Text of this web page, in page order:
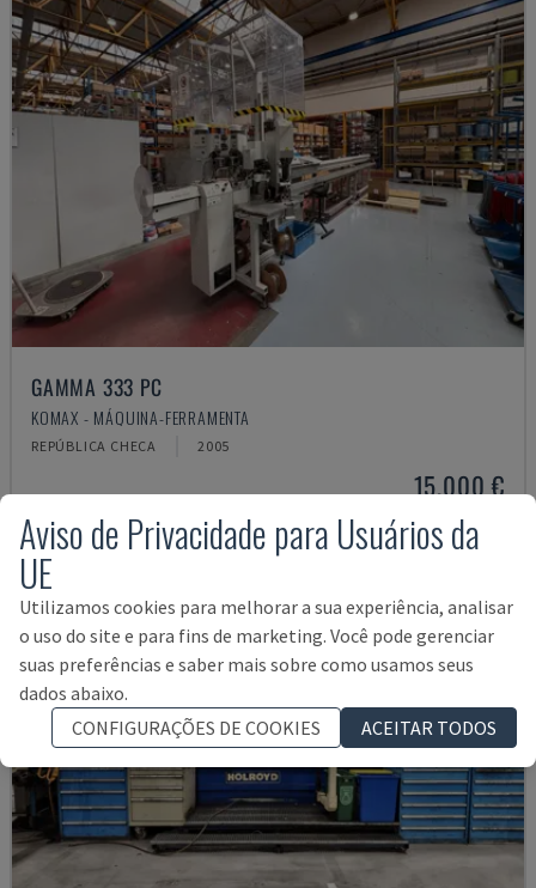
GAMMA 333 PC
KOMAX - MÁQUINA-FERRAMENTA
REPÚBLICA CHECA 2005
15.000 €
Aviso de Privacidade para Usuários da
UE
Utilizamos cookies para melhorar a sua experiência, analisar
o uso do site e para fins de marketing. Você pode gerenciar
suas preferências e saber mais sobre como usamos seus
dados abaixo.
CONFIGURAÇÕES DE COOKIES
ACEITAR TODOS